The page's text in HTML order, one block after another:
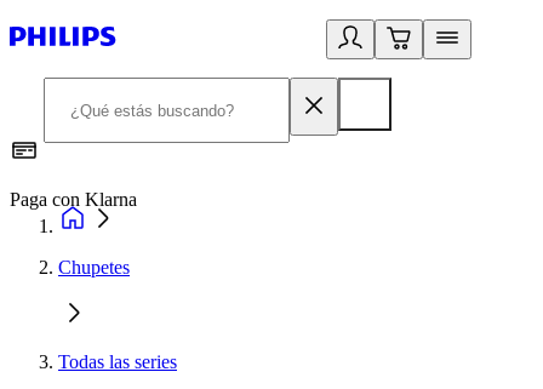
Paga con Klarna
Chupetes
Todas las series